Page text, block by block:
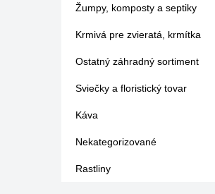
Žumpy, komposty a septiky
Krmivá pre zvieratá, krmítka
Ostatný záhradný sortiment
Sviečky a floristický tovar
Káva
Nekategorizované
Rastliny